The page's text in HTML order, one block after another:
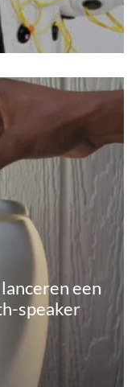
een
speaker